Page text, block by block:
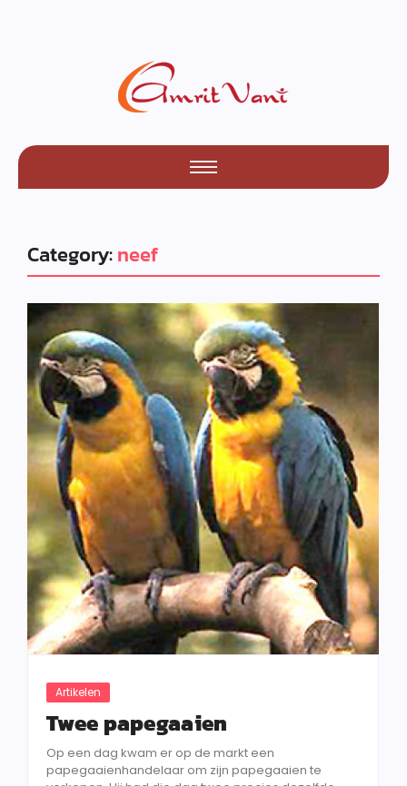
Category:neef
Artikelen
Twee papegaaien
Op een dag kwam er op de markt een
papegaaienhandelaar om zijn papegaaien te